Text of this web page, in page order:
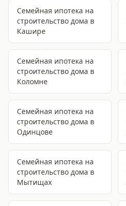
Семейная ипотека на
строительство дома в
Кашире
Семейная ипотека на
строительство дома в
Коломне
Семейная ипотека на
строительство дома в
Одинцове
Семейная ипотека на
строительство дома в
Мытищах